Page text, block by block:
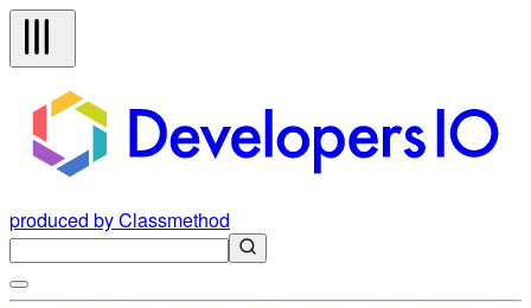
produced by Classmethod